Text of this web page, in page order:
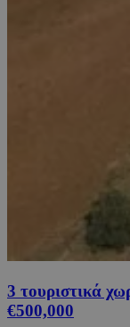
3 τουριστικά
€500,000